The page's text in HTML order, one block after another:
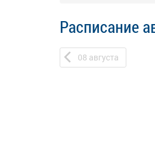
Расписание
08 августа